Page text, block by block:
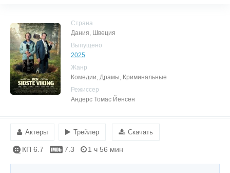
Страна
Дания, Швеция
Выпущено
2025
Жанр
Комедии, Драмы, Криминальные
Режиссер
Андерс Томас Йенсен
Актеры Трейлер Скачать
КП 6.7 7.3 1 ч 56 мин